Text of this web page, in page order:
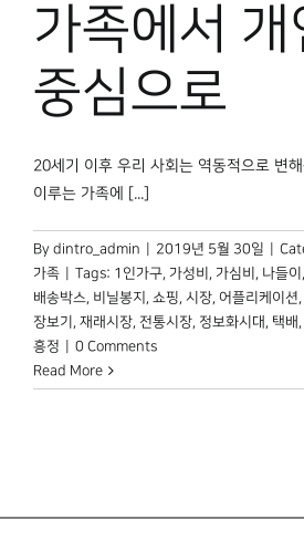
가족에서 개
중심으로
20세기 이후 우리 사회는 역동적으로 변
이루는 가족에 [...]
By dintro_admin 2019년 5월 30일
가족
Tags: 1인가구, 가성비 , 가심비 , 나들이 ,
배송박스, 비닐봉지 , 쇼핑, 시장, 어플리케이션,
장보기 , 재래시장, 전통시장, 정보화시대 , 택배 ,
흥정
0 Comments
Read More